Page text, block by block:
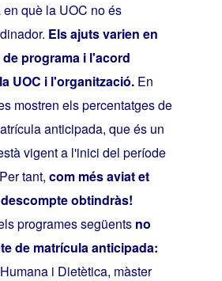
què la UOC no és
Els ajuts varien en
programa i l'acord
UOC i l'organització. En
mostren els percentatges de
anticipada, que és un
vigent a l'inici del període
tant, com més aviat et
obtindràs!
programes següents no
de matrícula anticipada:
i Dietètica, màster